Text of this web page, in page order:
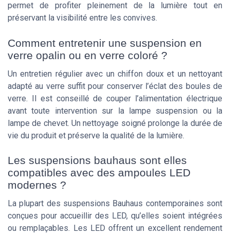
permet de profiter pleinement de la lumière tout en
préservant la visibilité entre les convives.
Comment entretenir une suspension en
verre opalin ou en verre coloré ?
Un entretien régulier avec un chiffon doux et un nettoyant
adapté au verre suffit pour conserver l’éclat des boules de
verre. Il est conseillé de couper l’alimentation électrique
avant toute intervention sur la lampe suspension ou la
lampe de chevet. Un nettoyage soigné prolonge la durée de
vie du produit et préserve la qualité de la lumière.
Les suspensions bauhaus sont elles
compatibles avec des ampoules LED
modernes ?
La plupart des suspensions Bauhaus contemporaines sont
conçues pour accueillir des LED, qu’elles soient intégrées
ou remplaçables. Les LED offrent un excellent rendement